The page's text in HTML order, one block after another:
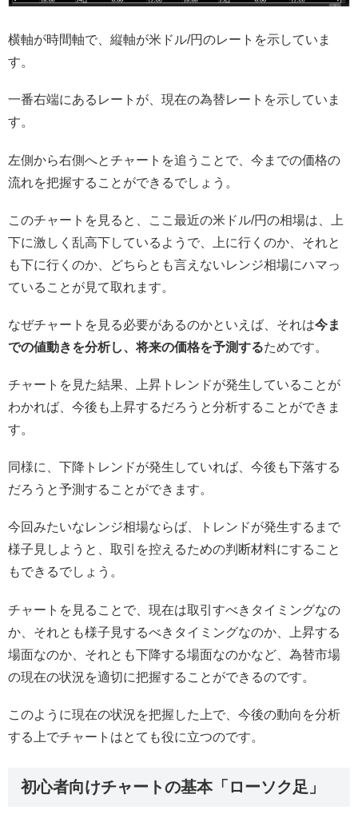
横軸が時間軸で、縦軸が米ドル/円のレートを示していま
す。
一番右端にあるレートが、現在の為替レートを示していま
す。
左側から右側へとチャートを追うことで、今までの価格の
流れを把握することができるでしょう。
このチャートを見ると、ここ最近の米ドル/円の相場は、上
下に激しく乱高下しているようで、上に行くのか、それと
も下に行くのか、どちらとも言えないレンジ相場にハマっ
ていることが見て取れます。
なぜチャートを見る必要があるのかといえば、それは今ま
での値動きを分析し、将来の価格を予測するためです。
チャートを見た結果、上昇トレンドが発生していることが
わかれば、今後も上昇するだろうと分析することができま
す。
同様に、下降トレンドが発生していれば、今後も下落する
だろうと予測することができます。
今回みたいなレンジ相場ならば、トレンドが発生するまで
様子見しようと、取引を控えるための判断材料にすること
もできるでしょう。
チャートを見ることで、現在は取引すべきタイミングなの
か、それとも様子見するべきタイミングなのか、上昇する
場面なのか、それとも下降する場面なのかなど、為替市場
の現在の状況を適切に把握することができるのです。
このように現在の状況を把握した上で、今後の動向を分析
する上でチャートはとても役に立つのです。
初心者向けチャートの基本「ローソク足」